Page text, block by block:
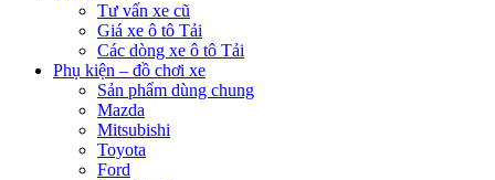
Tư vấn xe cũ
Giá xe ô tô Tải
Các dòng xe ô tô Tải
Phụ kiện – đồ chơi xe
Sản phẩm dùng chung
Mazda
Mitsubishi
Toyota
Ford